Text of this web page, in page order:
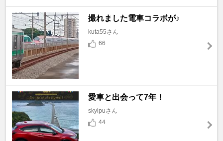
撮れました電車コラボが♪
kuta55さん
66
愛車と出会って7年！
skyipuさん
44